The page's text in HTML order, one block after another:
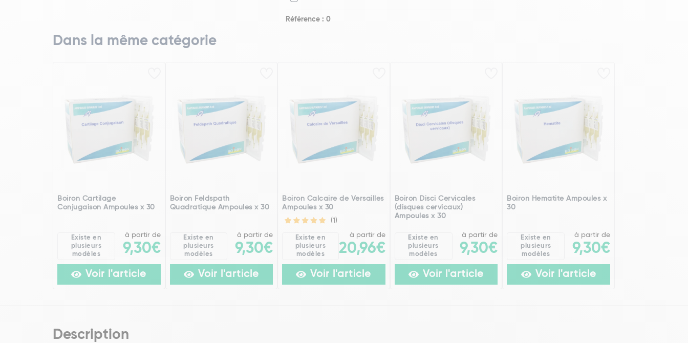
Référence : 0
Dans la même catégorie
Boiron Cartilage
Conjugaison Ampoules x 30
Existe en
plusieurs
modèles
à partir de
9,30€
Voir l'article
Boiron Feldspath
Quadratique Ampoules x 30
Existe en
plusieurs
modèles
à partir de
9,30€
Voir l'article
Boiron Calcaire de Versailles
Ampoules x 30
(1)
Existe en
plusieurs
modèles
à partir de
20,96€
Voir l'article
Boiron Disci Cervicales
(disques cervicaux)
Ampoules x 30
Existe en
plusieurs
modèles
à partir de
9,30€
Voir l'article
Boiron Hematite Ampoules x
30
Existe en
plusieurs
modèles
à partir de
9,30€
Voir l'article
Description